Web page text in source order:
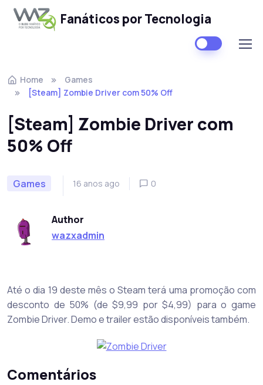
Fanáticos por Tecnologia
Home
Games
[Steam] Zombie Driver com 50% Off
[Steam] Zombie Driver com
50% Off
Games 16 anos ago 0
Author
wazxadmin
Até o dia 19 deste mês o Steam terá uma promoção com
desconto de 50% (de $9,99 por $4,99) para o game
Zombie Driver. Demo e trailer estão disponíveis também.
Comentários